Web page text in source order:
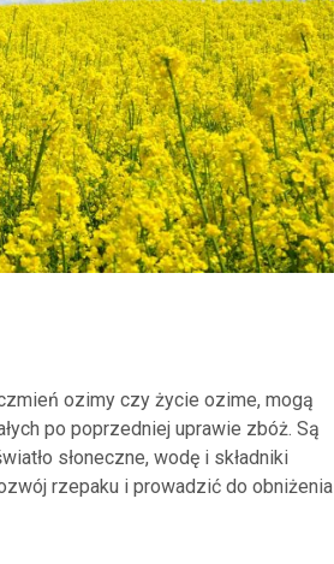
ozimy czy życie ozime, mogą
po poprzedniej uprawie zbóż. Są
słoneczne, wodę i składniki
rzepaku i prowadzić do obniżenia